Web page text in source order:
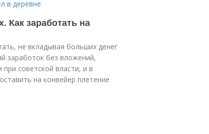
в деревне
Как заработать на
не вкладывая больших денег
заработок без вложений,
советской власти, и в
на конвейер плетение